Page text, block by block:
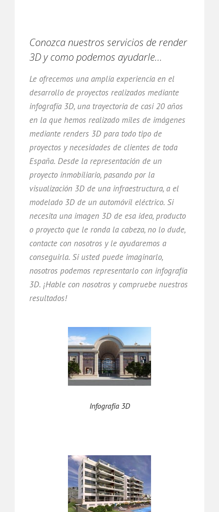
Conozca nuestros servicios de render
3D y como podemos ayudarle...
Le ofrecemos una amplia experiencia en el
desarrollo de proyectos realizados mediante
infografía 3D, una trayectoria de casi 20 años
en la que hemos realizado miles de imágenes
mediante renders 3D para todo tipo de
proyectos y necesidades de clientes de toda
España. Desde la representación de un
proyecto inmobiliario, pasando por la
visualización 3D de una infraestructura, a el
modelado 3D de un automóvil eléctrico. Si
necesita una imagen 3D de esa idea, producto
o proyecto que le ronda la cabeza, no lo dude,
contacte con nosotros y le ayudaremos a
conseguirla. Si usted puede imaginarlo,
nosotros podemos representarlo con infografía
3D. ¡Hable con nosotros y compruebe nuestros
resultados!
Infografía 3D